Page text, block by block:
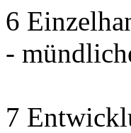
6
-
7